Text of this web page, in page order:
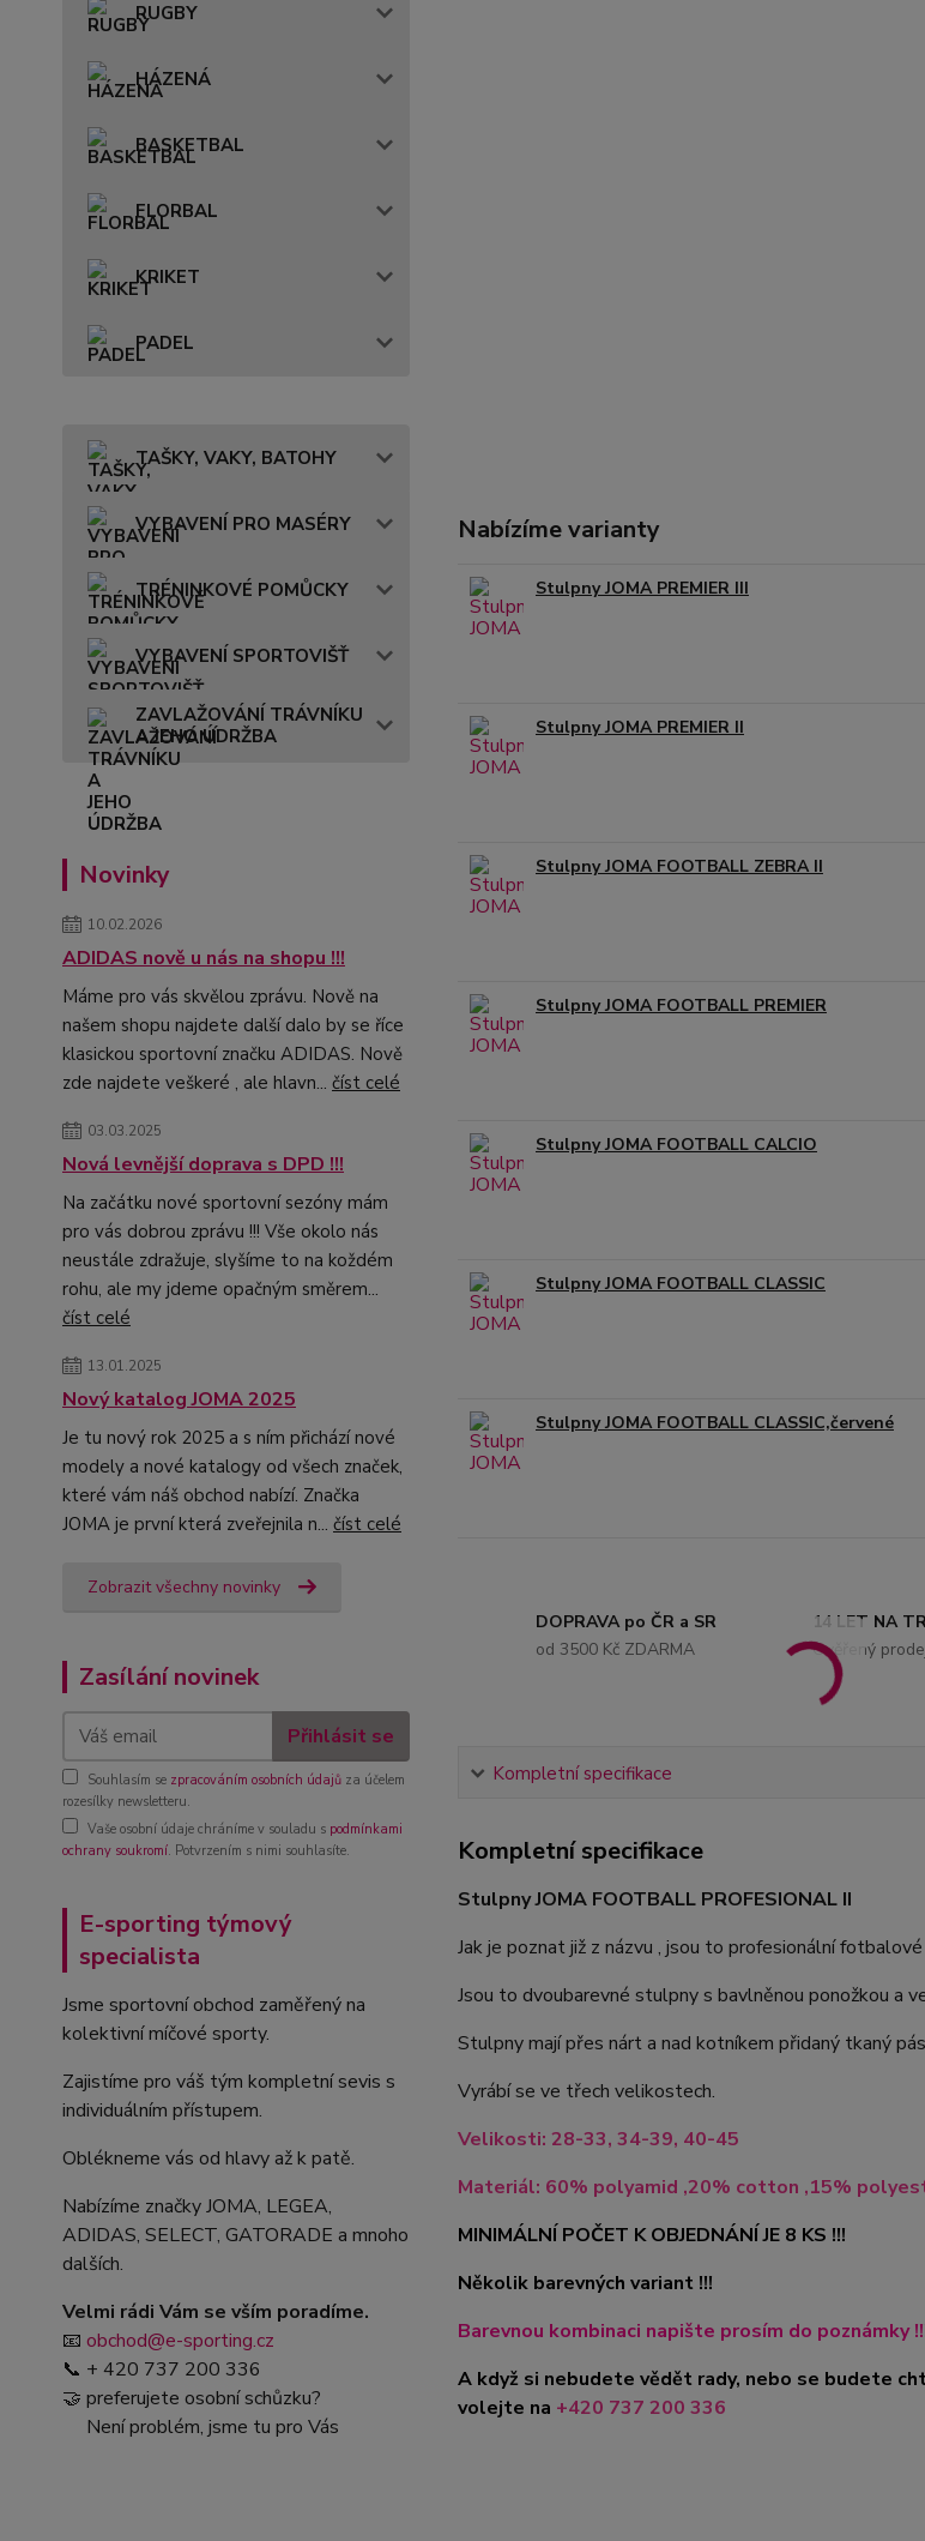
RUGBY
HÁZENÁ
BASKETBAL
FLORBAL
KRIKET
PADEL
TAŠKY, VAKY, BATOHY
VYBAVENÍ PRO MASÉRY
TRÉNINKOVÉ POMŮCKY
VYBAVENÍ SPORTOVIŠŤ
ZAVLAŽOVÁNÍ TRÁVNÍKU
A JEHO ÚDRŽBA
Novinky
10.02.2026
ADIDAS nově u nás na shopu !!!
Máme pro vás skvělou zprávu. Nově na
našem shopu najdete další dalo by se říce
klasickou sportovní značku ADIDAS. Nově
zde najdete veškeré , ale hlavn... číst celé
03.03.2025
Nová levnější doprava s DPD !!!
Na začátku nové sportovní sezóny mám
pro vás dobrou zprávu !!! Vše okolo nás
neustále zdražuje, slyšíme to na koždém
rohu, ale my jdeme opačným směrem...
číst celé
13.01.2025
Nový katalog JOMA 2025
Je tu nový rok 2025 a s ním přichází nové
modely a nové katalogy od všech značek,
které vám náš obchod nabízí. Značka
JOMA je první která zveřejnila n... číst celé
Zobrazit všechny novinky
Zasílání novinek
Přihlásit se
Souhlasím se zpracováním osobních údajů za účelem
rozesílky newsletteru.
Vaše osobní údaje chráníme v souladu s podmínkami
ochrany soukromí. Potvrzením s nimi souhlasíte.
E-sporting týmový
specialista
Jsme sportovní obchod zaměřený na
kolektivní míčové sporty.
Zajistíme pro váš tým kompletní sevis s
individuálním přístupem.
Oblékneme vás od hlavy až k patě.
Nabízíme značky JOMA, LEGEA,
ADIDAS, SELECT, GATORADE a mnoho
dalších.
Velmi rádi Vám se vším poradíme.
📧 obchod@e-sporting.cz
📞 + 420 737 200 336
🤝 preferujete osobní schůzku?
Není problém, jsme tu pro Vás
Nabízíme varianty
Stulpny JOMA PREMIER III
Stulpny JOMA PREMIER II
Stulpny JOMA FOOTBALL ZEBRA II
Stulpny JOMA FOOTBALL PREMIER
Stulpny JOMA FOOTBALL CALCIO
Stulpny JOMA FOOTBALL CLASSIC
Stulpny JOMA FOOTBALL CLASSIC,červené
DOPRAVA po ČR a SR
od 3500 Kč ZDARMA
14 LET NA
Ověřený
Kompletní specifikace
Kompletní specifikace
Stulpny JOMA FOOTBALL PROFESIONAL II
Jak je poznat již z názvu , jsou to profesionální
Jsou to dvoubarevné stulpny s bavlněnou ponožkou a
Stulpny mají přes nárt a nad kotníkem přidaný tkaný
Vyrábí se ve třech velikostech.
Velikosti: 28-33, 34-39, 40-45
Materiál: 60% polyamid ,20% cotton ,15%
MINIMÁLNÍ POČET K OBJEDNÁNÍ JE 8 KS !!!
Několik barevných variant !!!
Barevnou kombinaci napište prosím do poznámky
A když si nebudete vědět rady, nebo se budete
volejte na +420 737 200 336